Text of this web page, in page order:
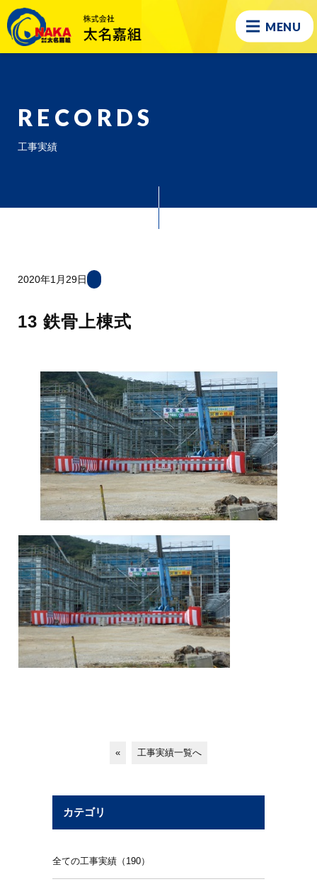
MENU
RECORDS
工事実績
2020年1月29日
13 鉄骨上棟式
« 工事実績一覧へ
カテゴリ
全ての工事実績（190）